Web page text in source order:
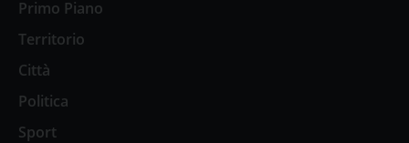
Primo Piano
Territorio
Città
Politica
Sport